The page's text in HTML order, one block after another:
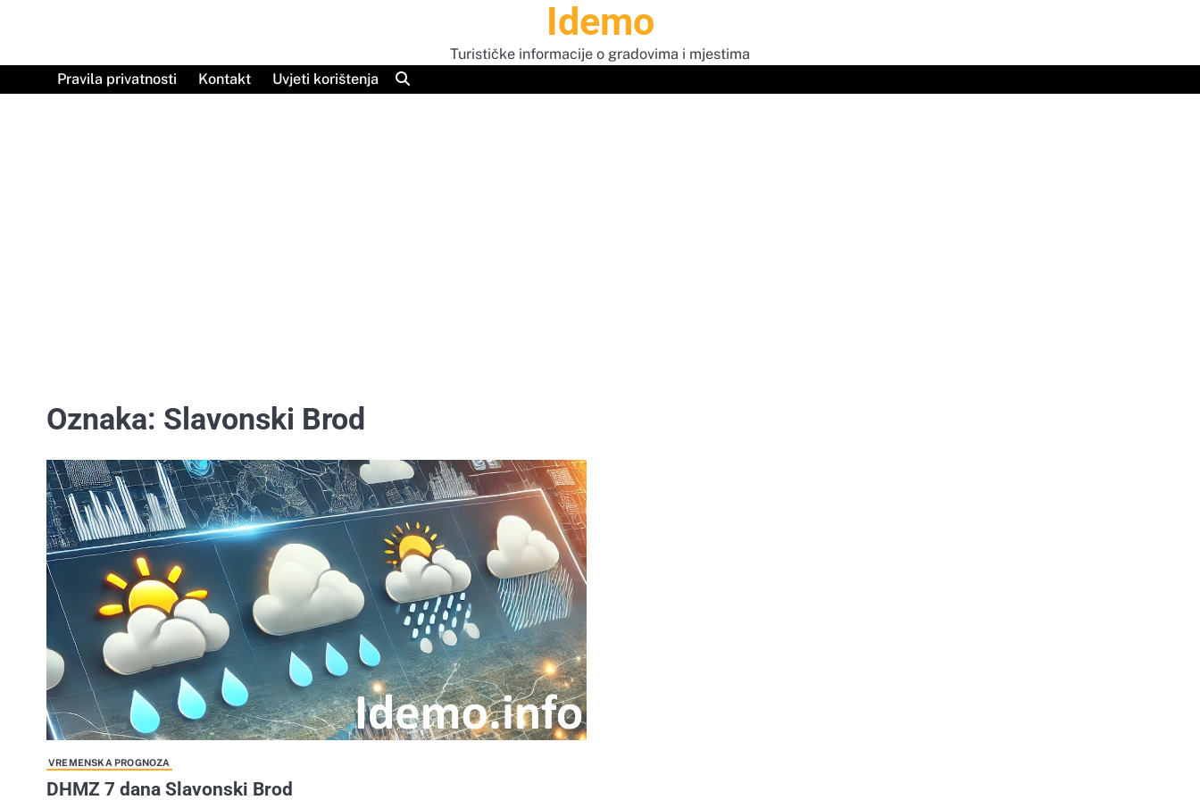
Idemo
Turističke informacije o gradovima i mjestima
Pravila privatnosti
Kontakt Uvjeti korištenja
Oznaka: Slavonski Brod
VREMENSKA PROGNOZA
DHMZ 7 dana Slavonski Brod